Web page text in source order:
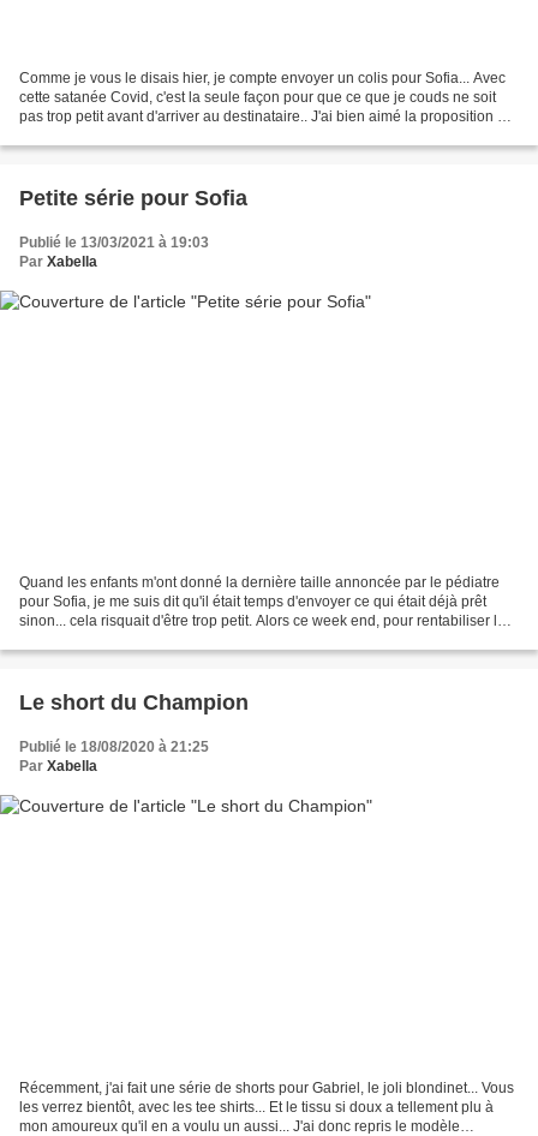
Comme je vous le disais hier, je compte envoyer un colis pour Sofia... Avec
cette satanée Covid, c'est la seule façon pour que ce que je couds ne soit
pas trop petit avant d'arriver au destinataire.. J'ai bien aimé la proposition de
Petite série pour Sofia
Publié le 13/03/2021 à 19:03
Par Xabella
Quand les enfants m'ont donné la dernière taille annoncée par le pédiatre
pour Sofia, je me suis dit qu'il était temps d'envoyer ce qui était déjà prêt
sinon... cela risquait d'être trop petit. Alors ce week end, pour rentabiliser le
Le short du Champion
Publié le 18/08/2020 à 21:25
Par Xabella
Récemment, j'ai fait une série de shorts pour Gabriel, le joli blondinet... Vous
les verrez bientôt, avec les tee shirts... Et le tissu si doux a tellement plu à
mon amoureux qu'il en a voulu un aussi... J'ai donc repris le modèle